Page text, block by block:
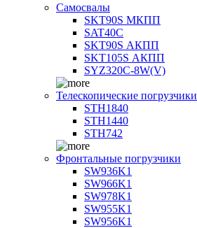
Самосвалы
SKT90S МКПП
SAT40C
SKT90S АКПП
SKT105S АКПП
SYZ320C-8W(V)
Телескопические погрузчики
STH1840
STH1440
STH742
Фронтальные погрузчики
SW936K1
SW966K1
SW978K1
SW955K1
SW956K1